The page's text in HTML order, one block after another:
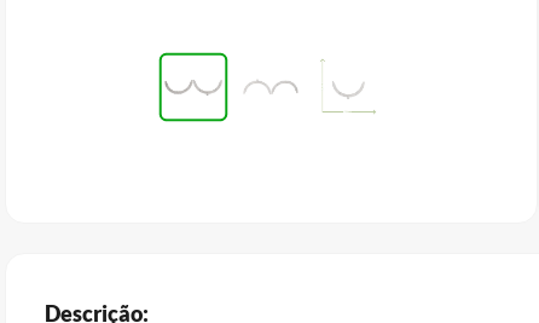
Descrição: